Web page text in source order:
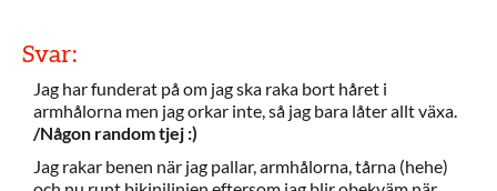
Svar:
Jag har funderat på om jag ska raka bort håret i
armhålorna men jag orkar inte, så jag bara låter allt växa.
/Någon random tjej :)
Jag rakar benen när jag pallar, armhålorna, tårna (hehe)